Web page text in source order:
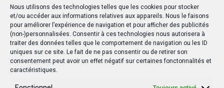
Nous utilisons des technologies telles que les cookies pour stocker
et/ou accéder aux informations relatives aux appareils. Nous le faisons
pour améliorer l’expérience de navigation et pour afficher des publicités
(non-)personnalisées. Consentir à ces technologies nous autorisera à
traiter des données telles que le comportement de navigation ou les ID
uniques sur ce site. Le fait de ne pas consentir ou de retirer son
consentement peut avoir un effet négatif sur certaines fonctonnalités et
caractéristiques.